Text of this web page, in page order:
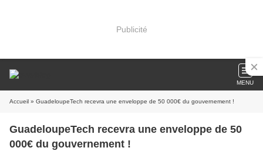
Publicité
MENU
Accueil » GuadeloupeTech recevra une enveloppe de 50 000€ du gouvernement !
GuadeloupeTech recevra une enveloppe de 50
000€ du gouvernement !